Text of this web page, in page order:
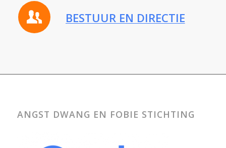
BESTUUR EN DIRECTIE
ANGST DWANG EN FOBIE STICHTING